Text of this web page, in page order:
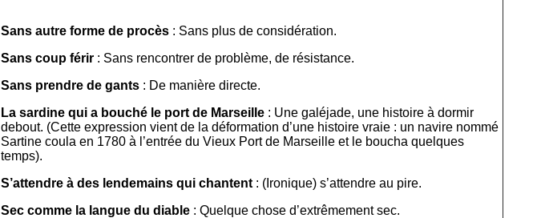
Sans autre forme de procès : Sans plus de considération.
Sans coup férir : Sans rencontrer de problème, de résistance.
Sans prendre de gants : De manière directe.
La sardine qui a bouché le port de Marseille : Une galéjade, une histoire à dormir
debout. (Cette expression vient de la déformation d’une histoire vraie : un navire nommé
Sartine coula en 1780 à l’entrée du Vieux Port de Marseille et le boucha quelques
temps).
S’attendre à des lendemains qui chantent : (Ironique) s’attendre au pire.
Sec comme la langue du diable : Quelque chose d’extrêmement sec.